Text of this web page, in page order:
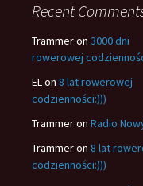
Recent
Trammeron 3000 dni
rowerowej
ELon 8 lat rowerowej
codzienności:)))
Trammeron Radio
Trammeron 8 lat
codzienności:)))